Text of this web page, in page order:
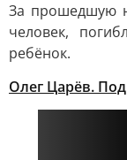
За прошедшую
человек,
ребёнок.
Олег Царёв.